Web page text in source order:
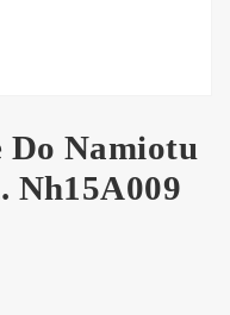
Do Namiotu
Nh15A009